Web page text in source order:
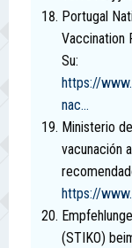
Portugal
Vaccination
Su:
https://
nac...
Ministerio
vacunación
https://
(STIKO)